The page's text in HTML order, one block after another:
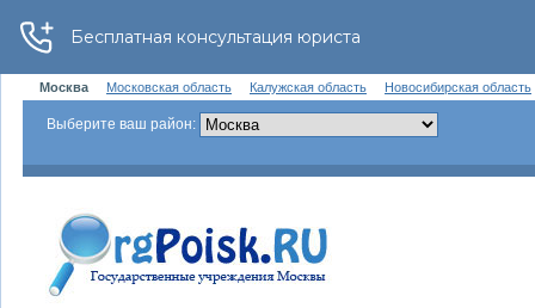
Москва Московская область Калужская область Новосибирская область
Выберите ваш район: